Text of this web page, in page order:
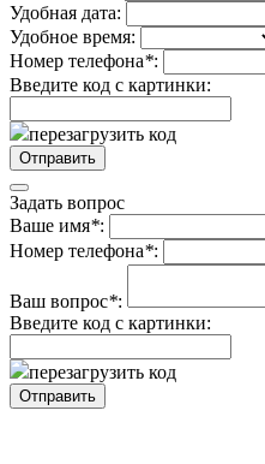
Удобная дата:
Удобное время:
Номер телефона*:
Введите код с картинки:
перезагрузить код
Задать вопрос
Ваше имя*:
Номер телефона*:
Ваш вопрос*:
Введите код с картинки:
перезагрузить код